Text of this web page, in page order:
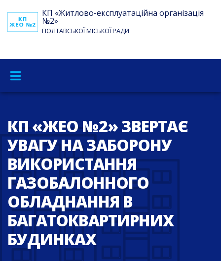
КП «Житлово-експлуатаційна організація
№2»
ПОЛТАВСЬКОЇ МІСЬКОЇ РАДИ
КП «ЖЕО №2» ЗВЕРТАЄ
УВАГУ НА ЗАБОРОНУ
ВИКОРИСТАННЯ
ГАЗОБАЛОННОГО
ОБЛАДНАННЯ В
БАГАТОКВАРТИРНИХ
БУДИНКАХ